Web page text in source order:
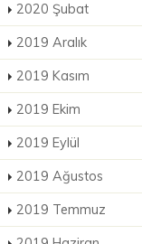
2020 Şubat
2019 Aralık
2019 Kasım
2019 Ekim
2019 Eylül
2019 Ağustos
2019 Temmuz